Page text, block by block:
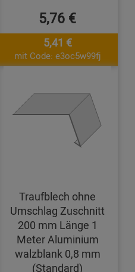
5,76 €
5,41 €
mit Code: e3oc5w99fj
Traufblech ohne
Umschlag Zuschnitt
200 mm Länge 1
Meter Aluminium
walzblank 0,8 mm
(Standard)